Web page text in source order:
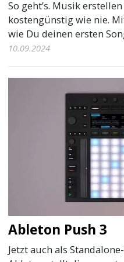
So geht’s. Musik
kostengünstig wie nie.
wie Du deinen ersten
10.09.2024
Ableton Push 3
Jetzt auch als